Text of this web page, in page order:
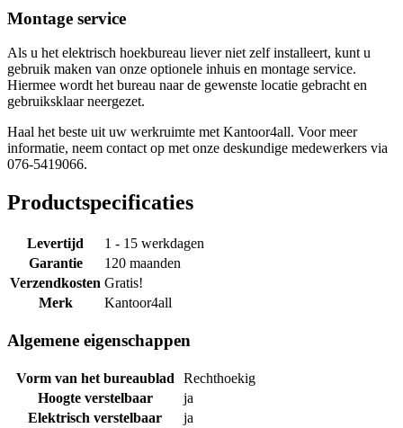
Montage service
Als u het elektrisch hoekbureau liever niet zelf installeert, kunt u
gebruik maken van onze optionele inhuis en montage service.
Hiermee wordt het bureau naar de gewenste locatie gebracht en
gebruiksklaar neergezet.
Haal het beste uit uw werkruimte met Kantoor4all. Voor meer
informatie, neem contact op met onze deskundige medewerkers via
076-5419066.
Productspecificaties
Levertijd
1 - 15 werkdagen
Garantie
120 maanden
Verzendkosten Gratis!
Merk
Kantoor4all
Algemene eigenschappen
Vorm van het bureaublad
Rechthoekig
Hoogte verstelbaar
ja
Elektrisch verstelbaar
ja